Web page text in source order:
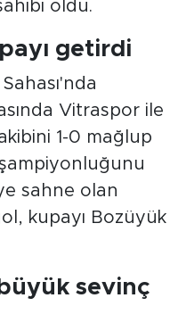
oldu.
getirdi
Vitraspor ile
1-0 mağlup
sahne olan
kupayı Bozüyük
sevinç